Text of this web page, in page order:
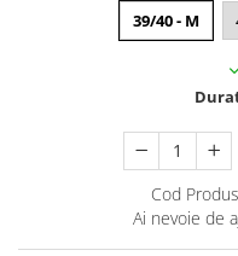
39/40 - M
Cod
Ai nevoie de